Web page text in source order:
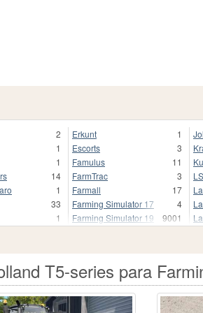
1020
2
1
1
14
1
33
1
2
King
1
1
Erkunt
1
Escorts
3
Famulus
11
FarmTrac
3
Farmall
17
Farming Simulator 17
4
Farming Simulator 19
9001
Fendt
837
Fendt Favorit 800
1
Fiat
118
LS
T5-series para